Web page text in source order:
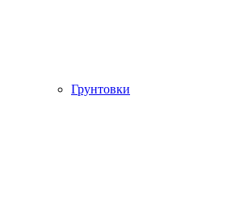
Грунтовки